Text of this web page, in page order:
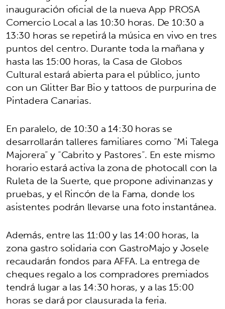
inauguración oficial de la nueva App PROSA
Comercio Local a las 10:30 horas. De 10:30 a
13:30 horas se repetirá la música en vivo en tres
puntos del centro. Durante toda la mañana y
hasta las 15:00 horas, la Casa de Globos
Cultural estará abierta para el público, junto
con un Glitter Bar Bio y tattoos de purpurina de
Pintadera Canarias.
En paralelo, de 10:30 a 14:30 horas se
desarrollarán talleres familiares como “Mi Talega
Majorera” y “Cabrito y Pastores”. En este mismo
horario estará activa la zona de photocall con la
Ruleta de la Suerte, que propone adivinanzas y
pruebas, y el Rincón de la Fama, donde los
asistentes podrán llevarse una foto instantánea.
Además, entre las 11:00 y las 14:00 horas, la
zona gastro solidaria con GastroMajo y Josele
recaudarán fondos para AFFA. La entrega de
cheques regalo a los compradores premiados
tendrá lugar a las 14:30 horas, y a las 15:00
horas se dará por clausurada la feria.